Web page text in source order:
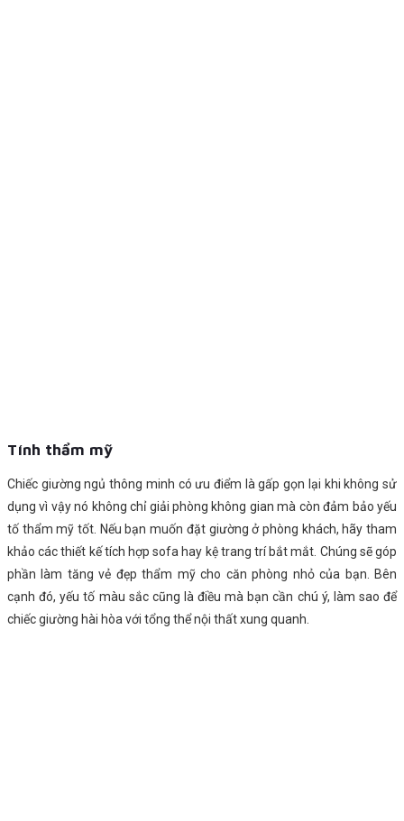
Tính thẩm mỹ
Chiếc giường ngủ thông minh có ưu điểm là gấp gọn lại khi không sử
dụng vì vậy nó không chỉ giải phòng không gian mà còn đảm bảo yếu
tố thẩm mỹ tốt. Nếu bạn muốn đặt giường ở phòng khách, hãy tham
khảo các thiết kế tích hợp sofa hay kệ trang trí bắt mắt. Chúng sẽ góp
phần làm tăng vẻ đẹp thẩm mỹ cho căn phòng nhỏ của bạn. Bên
cạnh đó, yếu tố màu sắc cũng là điều mà bạn cần chú ý, làm sao để
chiếc giường hài hòa với tổng thể nội thất xung quanh.